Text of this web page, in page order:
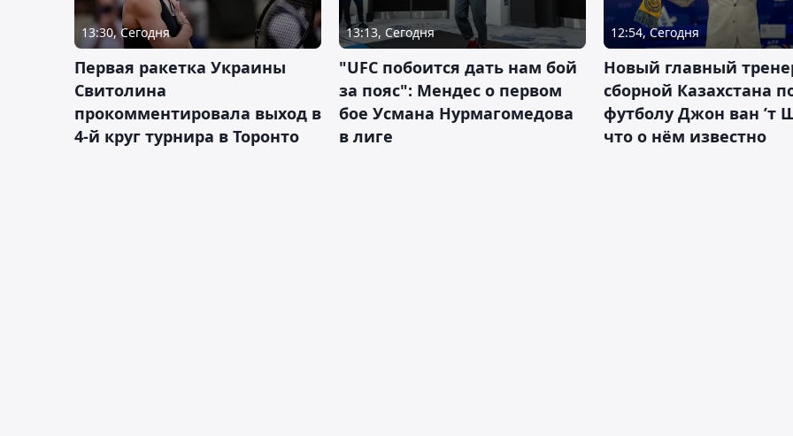
13:30, Сегодня
Первая ракетка Украины
Свитолина
прокомментировала выход в
4-й круг турнира в Торонто
13:13, Сегодня
"UFC побоится дать нам бой
за пояс": Мендес о первом
бое Усмана Нурмагомедова
в лиге
12:54, Сегодня
Новый главный
сборной Казахстана
футболу Джон ван ’т
что о нём известно